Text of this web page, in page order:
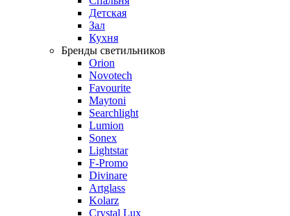
Детская
Зал
Кухня
Бренды светильников
Orion
Novotech
Favourite
Maytoni
Searchlight
Lumion
Sonex
Lightstar
F-Promo
Divinare
Artglass
Kolarz
Crystal Lux